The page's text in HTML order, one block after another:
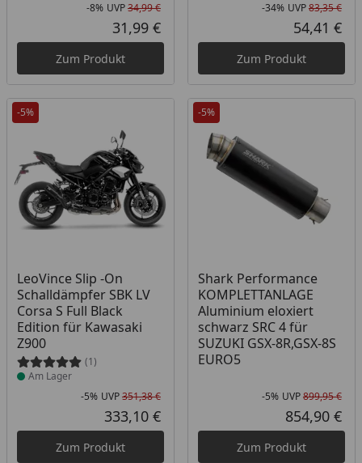
Rabatt in Prozent
-8%
Ursprünglicher Preis
UVP34,99 €
Aktueller Preis
31,99 €
Zum Produkt
-34% UVP83,35 €
54,41 €
Zum Produkt
-5%
LeoVince Slip -On
Schalldämpfer SBK LV
Corsa S Full Black
Edition für Kawasaki
Z900
(1)
Produkt am Lager
Am Lager
Rabatt in Prozent
-5%
Ursprünglicher Preis
UVP351,38 €
Aktueller Preis
333,10 €
Zum Produkt
-5%
Shark Performance
KOMPLETTANLAGE
Aluminium eloxiert
schwarz SRC 4 für
SUZUKI GSX-8R,GSX-8S
EURO5
-5% UVP899,95 €
854,90 €
Zum Produkt